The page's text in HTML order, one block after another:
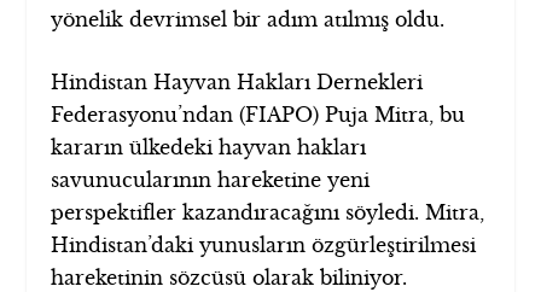
yönelik devrimsel bir adım atılmış oldu.
Hindistan Hayvan Hakları Dernekleri
Federasyonu’ndan (FIAPO) Puja Mitra, bu
kararın ülkedeki hayvan hakları
savunucularının hareketine yeni
perspektifler kazandıracağını söyledi. Mitra,
Hindistan’daki yunusların özgürleştirilmesi
hareketinin sözcüsü olarak biliniyor.